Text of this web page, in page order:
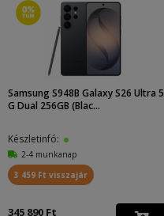
Samsung S948B Galaxy S26 Ultra 5
G Dual 256GB (Blac...
Készletinfó:
2-4 munkanap
3 459 Ft visszajár
345 890 Ft